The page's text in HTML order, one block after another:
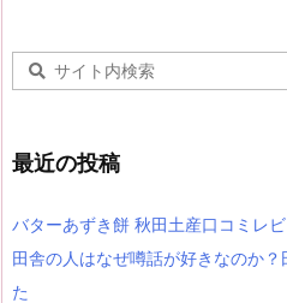
最近の投稿
バターあずき餅 秋田土産口コミレ
田舎の人はなぜ噂話が好きなのか
た